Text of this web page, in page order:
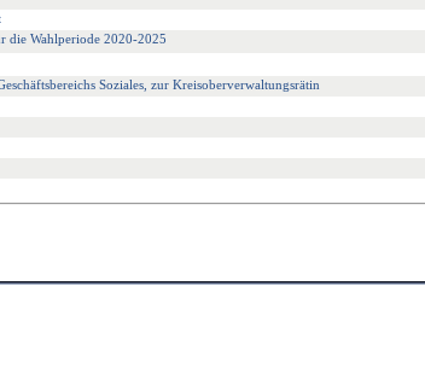
die Wahlperiode 2020-2025
Soziales, zur Kreisoberverwaltungsrätin